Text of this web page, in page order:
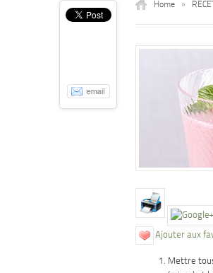
Home »
Ajouter aux
Mettre